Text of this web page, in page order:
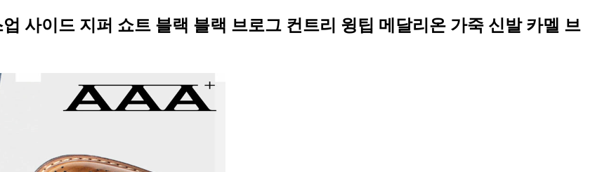
사이드 지퍼 쇼트 블랙 블랙 브로그 컨트리 윙팁 메달리온 가죽 신발 카멜 브